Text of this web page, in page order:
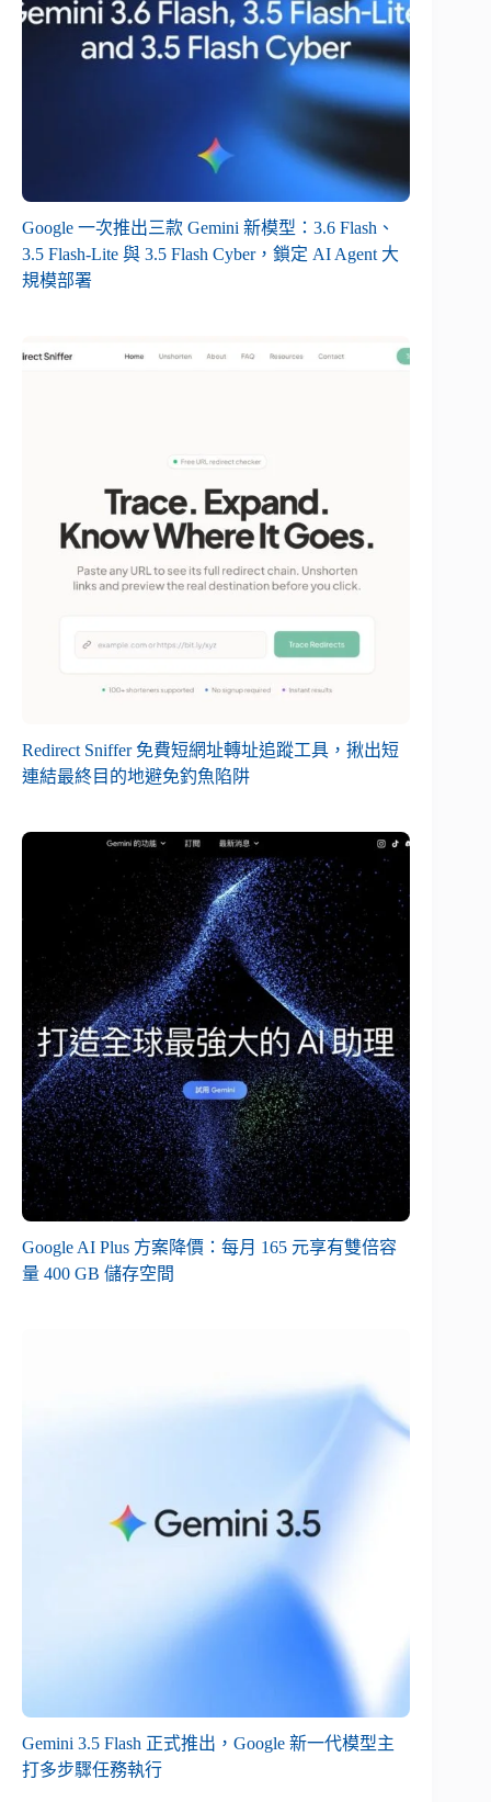
Google 一次推出三款 Gemini 新模型：3.6 Flash、
3.5 Flash-Lite 與 3.5 Flash Cyber，鎖定 AI Agent 大
規模部署
Redirect Sniffer 免費短網址轉址追蹤工具，揪出短
連結最終目的地避免釣魚陷阱
Google AI Plus 方案降價：每月 165 元享有雙倍容
量 400 GB 儲存空間
Gemini 3.5 Flash 正式推出，Google 新一代模型主
打多步驟任務執行